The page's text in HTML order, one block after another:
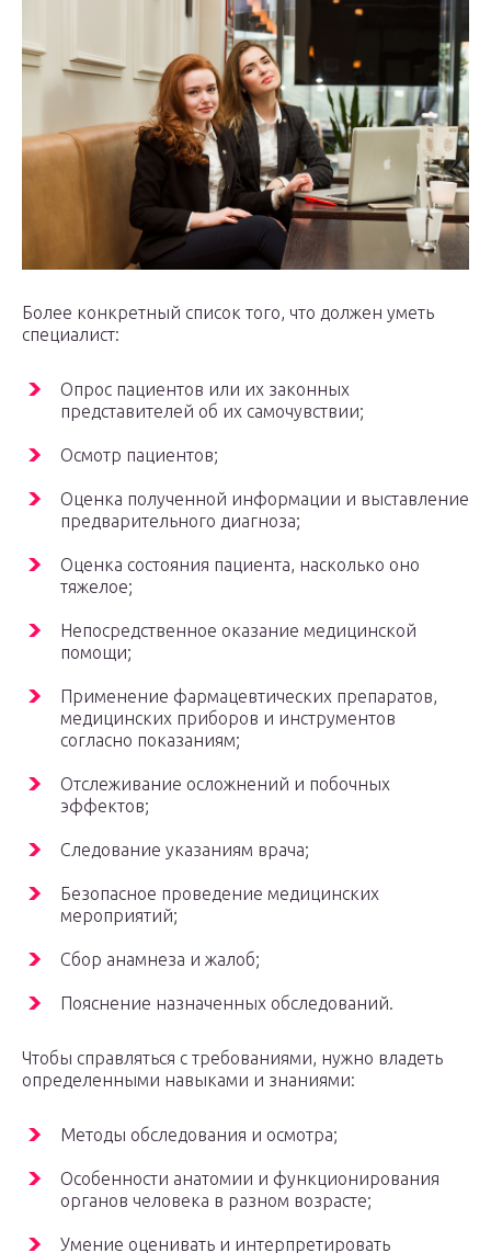
Более конкретный список того, что должен уметь
специалист:
Опрос пациентов или их законных
представителей об их самочувствии;
Осмотр пациентов;
Оценка полученной информации и выставление
предварительного диагноза;
Оценка состояния пациента, насколько оно
тяжелое;
Непосредственное оказание медицинской
помощи;
Применение фармацевтических препаратов,
медицинских приборов и инструментов
согласно показаниям;
Отслеживание осложнений и побочных
эффектов;
Следование указаниям врача;
Безопасное проведение медицинских
мероприятий;
Сбор анамнеза и жалоб;
Пояснение назначенных обследований.
Чтобы справляться с требованиями, нужно владеть
определенными навыками и знаниями:
Методы обследования и осмотра;
Особенности анатомии и функционирования
органов человека в разном возрасте;
Умение оценивать и интерпретировать